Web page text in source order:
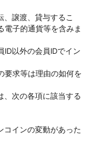
、譲渡、貸与するこ
電子的通貨等を含みま
ID以外の会員IDでイン
要求等は理由の如何を
、次の各項に該当する
コインの変動があった